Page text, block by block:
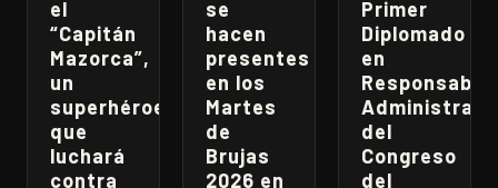
el
“Capitán
Mazorca”,
un
superhéroe
que
luchará
contra
se
hacen
presentes
en los
Martes
de
Brujas
2026 en
Primer
Diplomado
en
del
Congreso
del